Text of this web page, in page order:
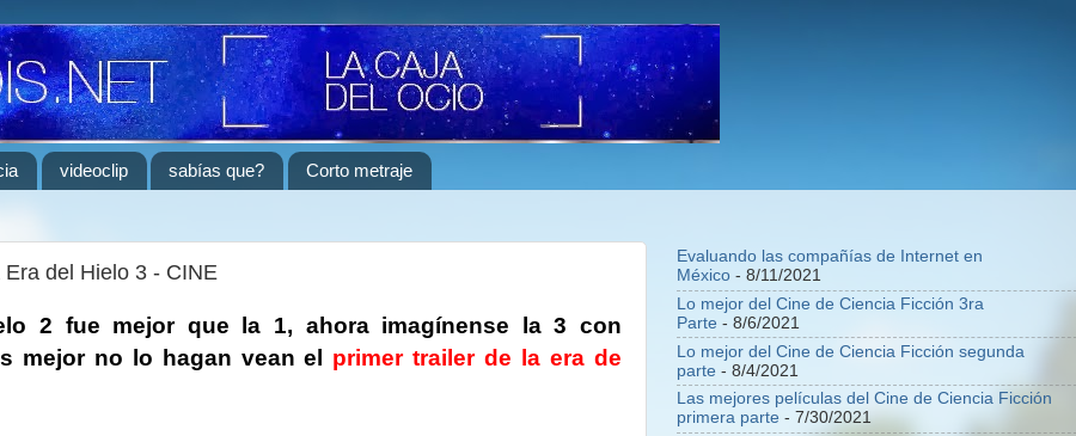
videoclip sabías que? Corto metraje
del Hielo 3 - CINE
2 fue mejor que la 1, ahora imagínense la 3 con
mejor no lo hagan vean el primer trailer de la era de
Evaluando las compañías de Internet en
México - 8/11/2021
Lo mejor del Cine de Ciencia Ficción 3ra
Parte - 8/6/2021
Lo mejor del Cine de Ciencia Ficción segunda
parte - 8/4/2021
Las mejores películas del Cine de Ciencia Ficción
primera parte - 7/30/2021